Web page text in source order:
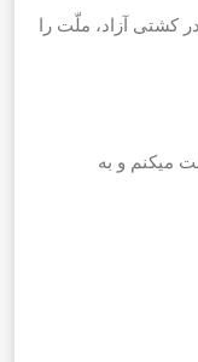
کشتی آزاد، ملّت را
میکنم و به